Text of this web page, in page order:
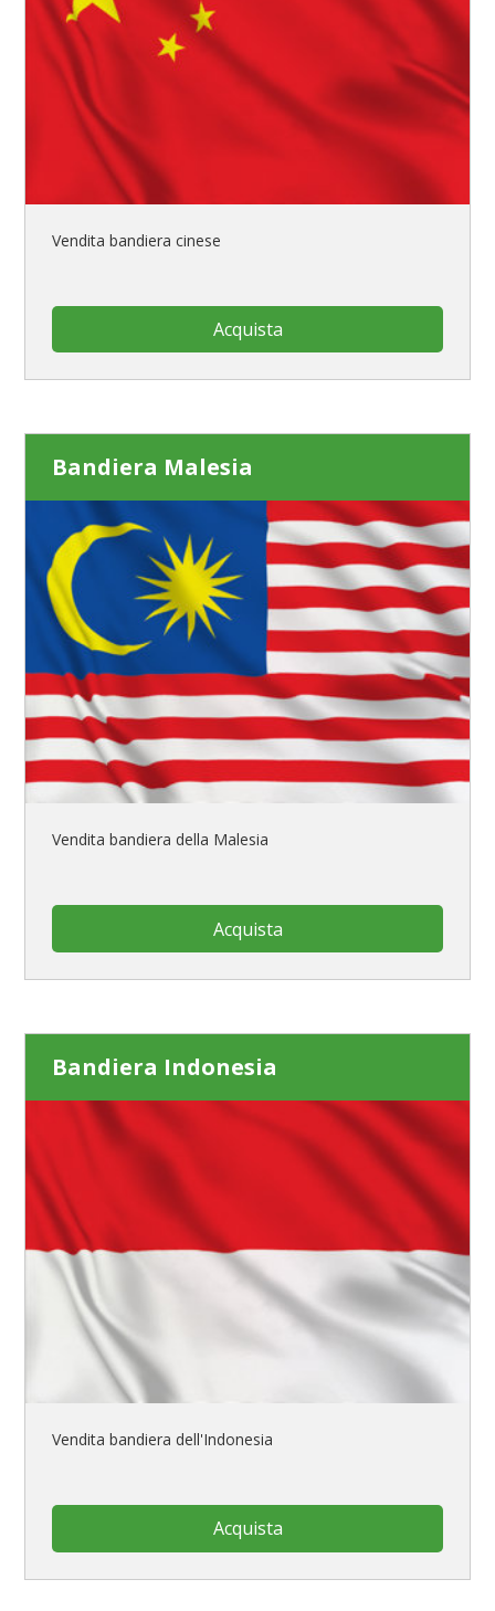
Vendita bandiera cinese
Acquista
Bandiera Malesia
Vendita bandiera della Malesia
Acquista
Bandiera Indonesia
Vendita bandiera dell'Indonesia
Acquista